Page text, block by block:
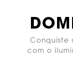
Conquiste
com o